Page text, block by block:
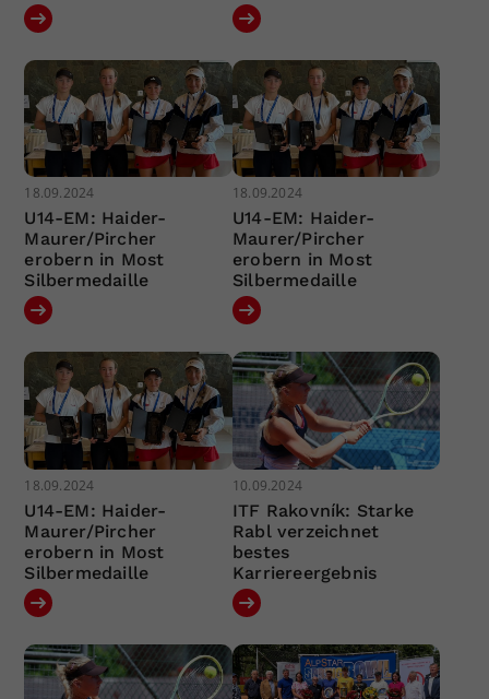
18.09.2024
U14-EM: Haider-
Maurer/Pircher
erobern in Most
Silbermedaille
18.09.2024
U14-EM: Haider-
Maurer/Pircher
erobern in Most
Silbermedaille
18.09.2024
U14-EM: Haider-
Maurer/Pircher
erobern in Most
Silbermedaille
10.09.2024
ITF Rakovník: Starke
Rabl verzeichnet
bestes
Karriereergebnis